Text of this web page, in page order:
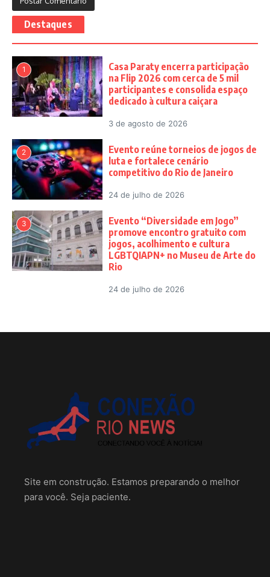
Destaques
1
Casa Paraty encerra participação
na Flip 2026 com cerca de 5 mil
participantes e consolida espaço
dedicado à cultura caiçara
3 de agosto de 2026
2
Evento reúne torneios de jogos de
luta e fortalece cenário
competitivo do Rio de Janeiro
24 de julho de 2026
3
Evento “Diversidade em Jogo”
promove encontro gratuito com
jogos, acolhimento e cultura
LGBTQIAPN+ no Museu de Arte do
Rio
24 de julho de 2026
Site em construção. Estamos preparando o melhor
para você. Seja paciente.